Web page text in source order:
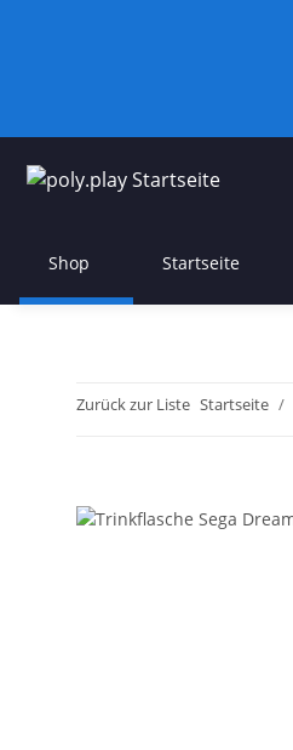
Shop Startseite
Zurück zur Liste Startseite